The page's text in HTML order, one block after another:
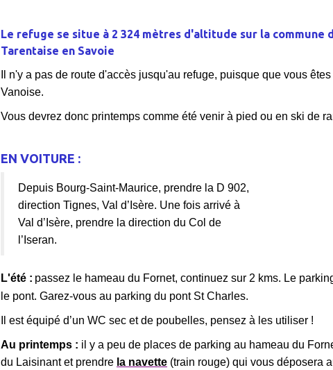
Le refuge se situe à 2 324 mètres d'altitude sur la commune
Tarentaise en Savoie
Il n'y a pas de route d'accès jusqu'au refuge, puisque que vous
Vanoise.
Vous devrez donc printemps comme été venir à pied ou en ski de
EN VOITURE :
Depuis Bourg-Saint-Maurice, prendre la D 902,
direction Tignes, Val d’Isère. Une fois arrivé à
Val d’Isère, prendre la direction du Col de
l’Iseran.
L'été : passez le hameau du Fornet, continuez sur 2 kms. Le
le pont. Garez-vous au parking du pont St Charles.
Il est équipé d’un WC sec et de poubelles, pensez à les utiliser !
Au printemps : il y a peu de places de parking au hameau du
du Laisinant et prendre la navette (train rouge) qui vous déposera